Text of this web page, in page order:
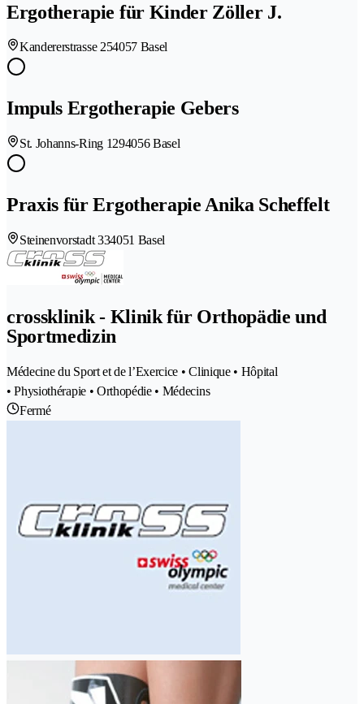
Ergotherapie für Kinder Zöller J.
Kandererstrasse 254057 Basel
Impuls Ergotherapie Gebers
St. Johanns-Ring 1294056 Basel
Praxis für Ergotherapie Anika Scheffelt
Steinenvorstadt 334051 Basel
crossklinik - Klinik für Orthopädie und
Sportmedizin
Médecine du Sport et de l’Exercice • Clinique • Hôpital
• Physiothérapie • Orthopédie • Médecins
Fermé